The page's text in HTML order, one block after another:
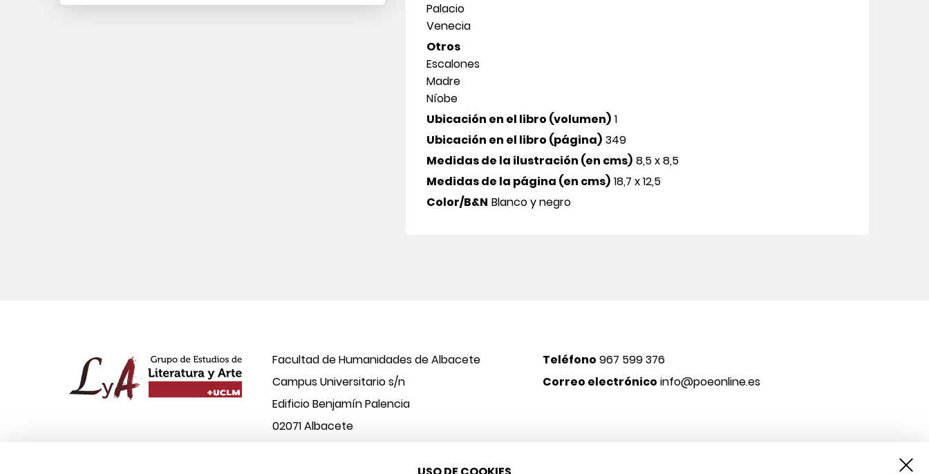
Palacio
Venecia
Otros
Escalones
Madre
Níobe
Ubicación en el libro (volumen) 1
Ubicación en el libro (página) 349
Medidas de la ilustración (en cms) 8,5 x 8,5
Medidas de la página (en cms) 18,7 x 12,5
Color/B&N Blanco y negro
Facultad de Humanidades de Albacete
Campus Universitario s/n
Edificio Benjamín Palencia
02071 Albacete
Teléfono 967 599 376
Correo electrónico info@poeonline.es